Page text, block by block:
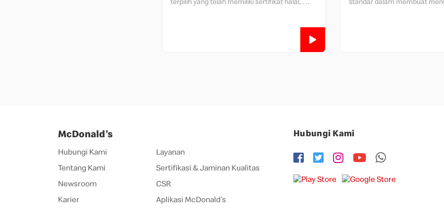
terpilih yang telah memiliki sertifikat halal,
standar dalam membuat
McDonald's
Hubungi Kami
Tentang Kami
Newsroom
Karier
Layanan
Sertifikasi & Jaminan Kualitas
CSR
Aplikasi McDonald’s
Hubungi Kami